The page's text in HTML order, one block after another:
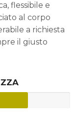
flessibile e
al corpo
a richiesta
il giusto